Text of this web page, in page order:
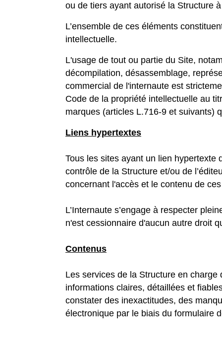
ou de tiers ayant autorisé la Structure
L’ensemble de ces éléments
intellectuelle.
L'usage de tout ou partie du Site,
décompilation, désassemblage,
commercial de l'internaute est
Code de la propriété intellectuelle au
marques (articles L.716-9 et suivants)
Liens hypertextes
Tous les sites ayant un lien hypertexte
contrôle de la Structure et/ou de
concernant l'accès et le contenu de
L’Internaute s’engage à respecter
n'est cessionnaire d'aucun autre droit
Contenus
Les services de la Structure en
informations claires, détaillées et
constater des inexactitudes, des
électronique par le biais du formulaire